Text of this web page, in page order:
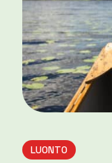
LUONTO